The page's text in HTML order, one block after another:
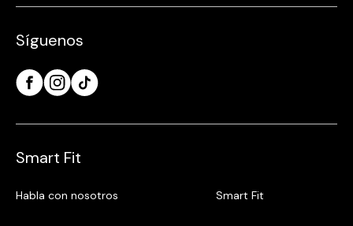
Síguenos
Smart Fit
Habla con nosotros Smart Fit